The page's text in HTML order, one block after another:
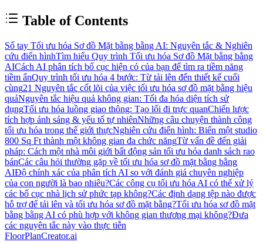
Table of Contents
Sổ tay Tối ưu hóa Sơ đồ Mặt bằng bằng AI: Nguyên tắc & Nghiên
cứu điển hìnhTìm hiểu Quy trình Tối ưu hóa Sơ đồ Mặt bằng bằng
AICách AI phân tích bố cục hiện có của bạn để tìm ra tiềm năng
tiềm ẩnQuy trình tối ưu hóa 4 bước: Từ tải lên đến thiết kế cuối
cùng21 Nguyên tắc cốt lõi của việc tối ưu hóa sơ đồ mặt bằng hiệu
quảNguyên tắc hiệu quả không gian: Tối đa hóa diện tích sử
dụngTối ưu hóa luồng giao thông: Tạo lối đi trực quanChiến lược
tích hợp ánh sáng & yếu tố tự nhiênNhững câu chuyện thành công
tối ưu hóa trong thế giới thựcNghiên cứu điển hình: Biến một studio
800 Sq Ft thành một không gian đa chức năngTừ vấn đề đến giải
pháp: Cách một nhà môi giới bất động sản tối ưu hóa danh sách rao
bánCác câu hỏi thường gặp về tối ưu hóa sơ đồ mặt bằng bằng
AIĐộ chính xác của phân tích AI so với đánh giá chuyên nghiệp
của con người là bao nhiêu?Các công cụ tối ưu hóa AI có thể xử lý
các bố cục nhà lịch sử phức tạp không?Các định dạng tệp nào được
hỗ trợ để tải lên và tối ưu hóa sơ đồ mặt bằng?Tối ưu hóa sơ đồ mặt
bằng bằng AI có phù hợp với không gian thương mại không?Đưa
các nguyên tắc này vào thực tiễn
FloorPlanCreator.ai